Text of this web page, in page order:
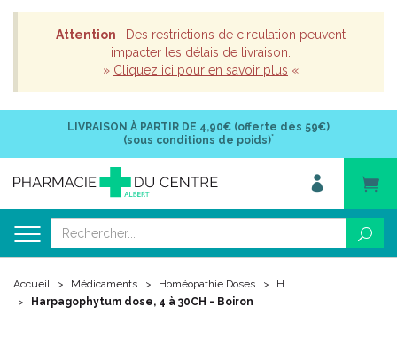
Attention : Des restrictions de circulation peuvent
impacter les délais de livraison.
» Cliquez ici pour en savoir plus «
LIVRAISON À PARTIR DE 4,90€ (offerte dès 59€)
(sous conditions de poids)*
Accueil Médicaments Homéopathie Doses
H
Harpagophytum dose, 4 à 30CH - Boiron